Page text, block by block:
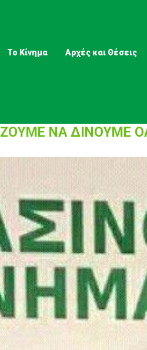
Το Κίνημα Αρχές και Θέσεις
ΝΑ ΔΙΝΟΥΜΕ